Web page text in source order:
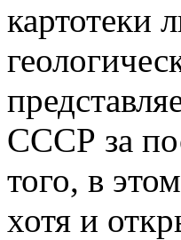
картотеки
СССР за
того, в
хотя и